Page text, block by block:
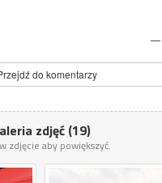
do komentarzy
zdjęć (19)
zdjęcie aby powiększyć.